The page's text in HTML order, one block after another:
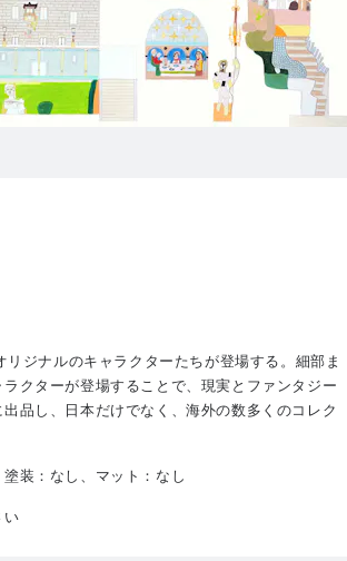
ジナルのキャラクターたちが登場する。細部ま
クターが登場することで、現実とファンタジー
品し、日本だけでなく、海外の数多くのコレク
装：なし、 マット：なし
い